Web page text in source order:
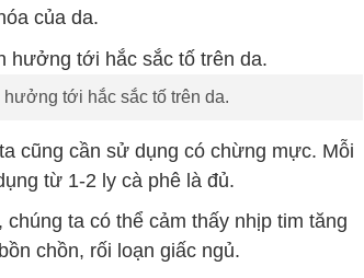
của da.
tới hắc sắc tố trên da.
cũng cần sử dụng có chừng mực. Mỗi
từ 1-2 ly cà phê là đủ.
ta có thể cảm thấy nhịp tim tăng
chồn, rối loạn giấc ngủ.